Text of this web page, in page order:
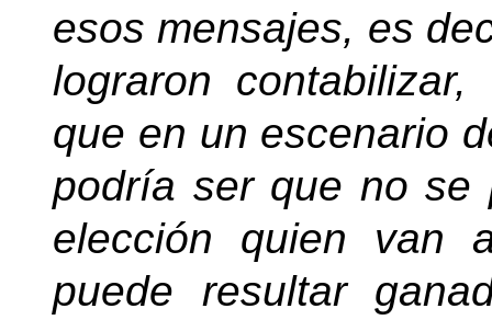
esos mensajes, es
lograron
que en un escenario
podría ser que no se
elección quien van
puede resultar